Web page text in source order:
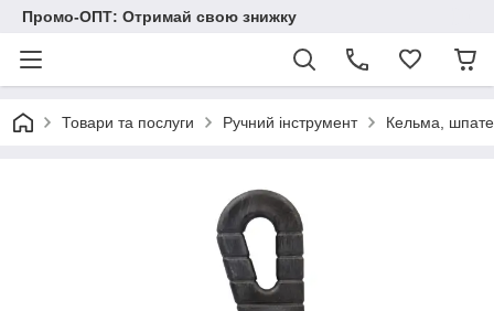
Промо-ОПТ: Отримай свою знижку
Товари та послуги Ручний інструмент Кельма,